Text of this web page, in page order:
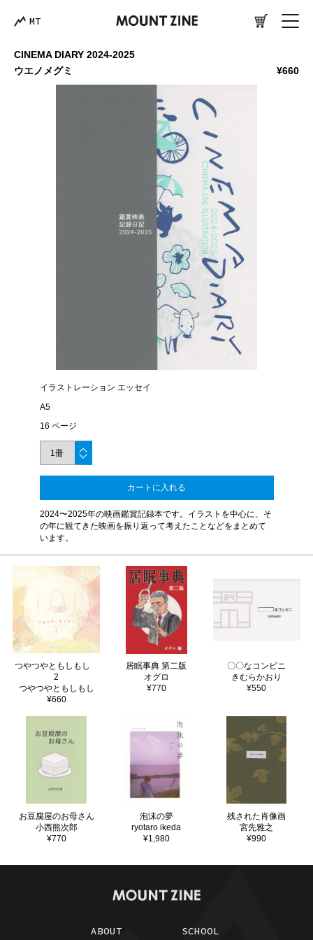
MT
CINEMA DIARY 2024-2025
ウエノメグミ
¥660
イラストレーション エッセイ
A5
16 ページ
カートに入れる
2024〜2025年の映画鑑賞記録本です。イラストを中心に、そ
の年に観てきた映画を振り返って考えたことなどをまとめて
います。
つやつやともしもし
2
つやつやともしもし
¥660
居眠事典 第二版
オグロ
¥770
〇〇なコンビニ
きむらかおり
¥550
お豆腐屋のお母さん
小西熊次郎
¥770
泡沫の夢
ryotaro ikeda
¥1,980
残された肖像画
宮先雅之
¥990
ABOUT SCHOOL